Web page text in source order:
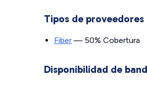
Tipos de proveedores
Fiber — 50% Cobertura
Disponibilidad de